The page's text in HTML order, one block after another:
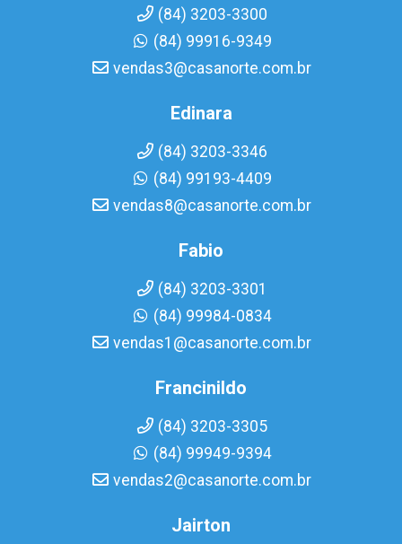
(84) 3203-3300
(84) 99916-9349
vendas3@casanorte.com.br
Edinara
(84) 3203-3346
(84) 99193-4409
vendas8@casanorte.com.br
Fabio
(84) 3203-3301
(84) 99984-0834
vendas1@casanorte.com.br
Francinildo
(84) 3203-3305
(84) 99949-9394
vendas2@casanorte.com.br
Jairton